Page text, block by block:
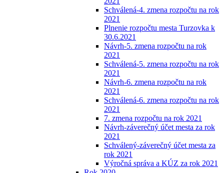
Schválená-4. zmena rozpočtu na rok
2021
Plnenie rozpočtu mesta Turzovka k
30.6.2021
Návrh-5. zmena rozpočtu na rok
2021
Schválená-5. zmena rozpočtu na rok
2021
Návrh-6. zmena rozpočtu na rok
2021
Schválená-6. zmena rozpočtu na rok
2021
7. zmena rozpočtu na rok 2021
Návrh-záverečný účet mesta za rok
2021
Schválený-záverečný účet mesta za
rok 2021
Výročná správa a KÚZ za rok 2021